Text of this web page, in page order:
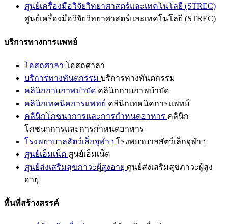
ศูนย์เครื่องมือวิจัยวิทยาศาสตร์และเทคโนโลยี (STREC)
ศูนย์เครื่องมือวิจัยวิทยาศาสตร์และเทคโนโลยี (STREC)
บริการทางการแพทย์
โอสถศาลา โอสถศาลา
บริการทางทันตกรรม บริการทางทันตกรรม
คลินิกกายภาพบำบัด คลินิกกายภาพบำบัด
คลินิกเทคนิคการแพทย์ คลินิกเทคนิคการแพทย์
คลินิกโภชนาการและการกำหนดอาหาร คลินิก
โภชนาการและการกำหนดอาหาร
โรงพยาบาลสัตว์เล็กจุฬาฯ โรงพยาบาลสัตว์เล็กจุฬาฯ
ศูนย์เอ็มเน็ต ศูนย์เอ็มเน็ต
ศูนย์ส่งเสริมสุขภาวะผู้สูงอายุ ศูนย์ส่งเสริมสุขภาวะผู้สูง
อายุ
พื้นที่สร้างสรรค์